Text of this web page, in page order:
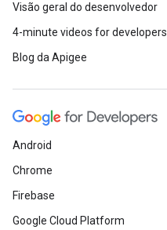
Visão geral do desenvolvedor
4-minute videos for developers
Blog da Apigee
Android
Chrome
Firebase
Google Cloud Platform